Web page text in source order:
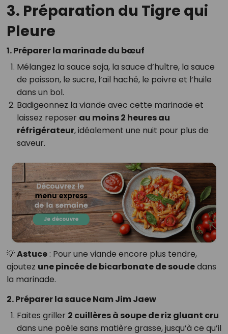
3. Préparation du Tigre qui
Pleure
1. Préparer la marinade du bœuf
Mélangez la sauce soja, la sauce d’huître, la sauce
de poisson, le sucre, l’ail haché, le poivre et l’huile
dans un bol.
Badigeonnez la viande avec cette marinade et
laissez reposer au moins 2 heures au
réfrigérateur, idéalement une nuit pour plus de
saveur.
💡Astuce: Pour une viande encore plus tendre,
ajoutez une pincée de bicarbonate de soudedans
la marinade.
2. Préparer la sauce Nam Jim Jaew
Faites griller 2 cuillères à soupe de riz gluant cru
dans une poêle sans matière grasse, jusqu’à ce qu’il